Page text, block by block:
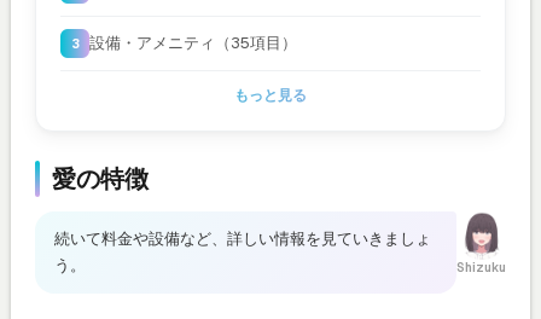
設備・アメニティ（35項目）
もっと見る
愛の特徴
Shizuku
続いて料金や設備など、詳しい情報を見ていきましょ
う。